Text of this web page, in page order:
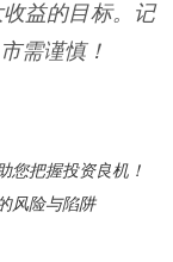
益的目标。记
需谨慎！
您把握投资良机！
风险与陷阱